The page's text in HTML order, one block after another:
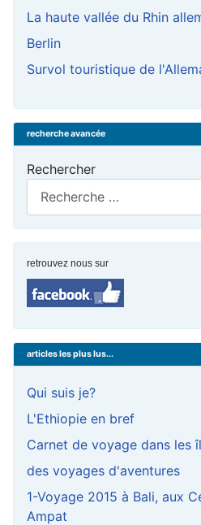
La haute vallée du Rhin
Berlin
Survol touristique de
recherche avancée
Rechercher
retrouvez nous sur
articles les plus lus...
Qui suis je?
L'Ethiopie en bref
Carnet de voyage dans les
des voyages d'aventures
1-Voyage 2015 à Bali, aux
Ampat